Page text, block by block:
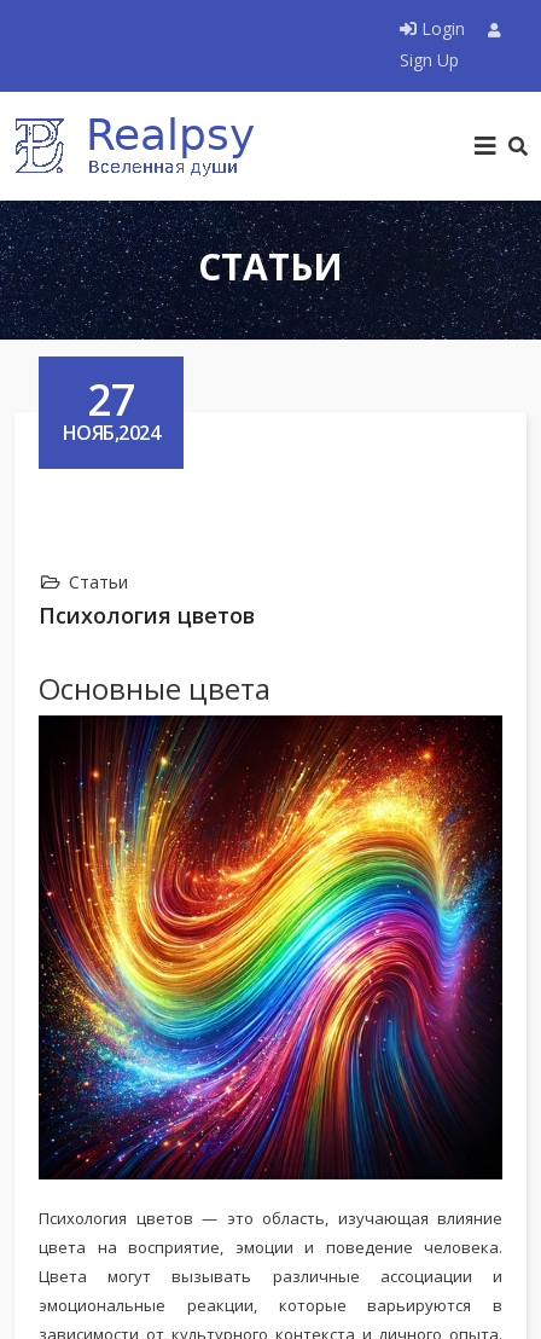
Login
Sign Up
СТАТЬИ
27
НОЯБ,2024
Статьи
Психология цветов
Основные цвета
Психология цветов — это область, изучающая влияние
цвета на восприятие, эмоции и поведение человека.
Цвета могут вызывать различные ассоциации и
эмоциональные реакции, которые варьируются в
зависимости от культурного контекста и личного опыта.